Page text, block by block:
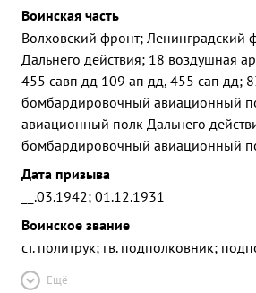
Воинская часть
Волховский фронт; Ленинградский
Дальнего действия; 18 воздушная
455 савп дд 109 ап дд, 455 сап дд;
бомбардировочный авиационный
авиационный полк Дальнего
бомбардировочный авиационный
Дата призыва
__.03.1942; 01.12.1931
Воинское звание
ст. политрук; гв. подполковник;
Ещё